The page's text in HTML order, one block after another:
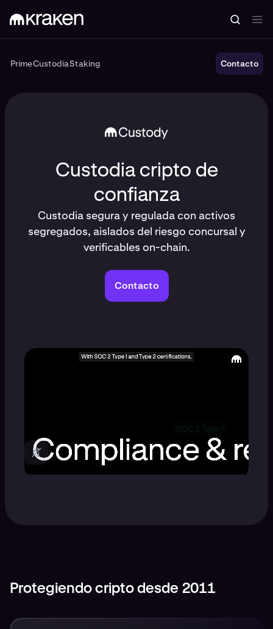
PrimeCustodiaStaking Contacto
Custodia cripto de
confianza
Custodia segura y regulada con activos
segregados, aislados del riesgo concursal y
verificables on-chain.
Contacto
Protegiendo cripto desde 2011